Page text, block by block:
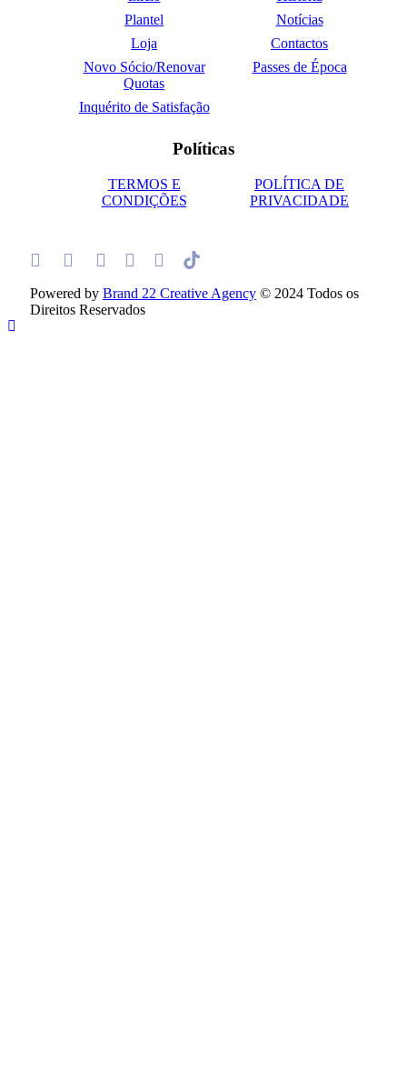
Plantel
Notícias
Loja
Contactos
Novo Sócio/Renovar
Quotas
Passes de Época
Inquérito de Satisfação
Políticas
TERMOS E
CONDIÇÕES
POLÍTICA DE
PRIVACIDADE
Powered by Brand 22 Creative Agency © 2024 Todos os
Direitos Reservados